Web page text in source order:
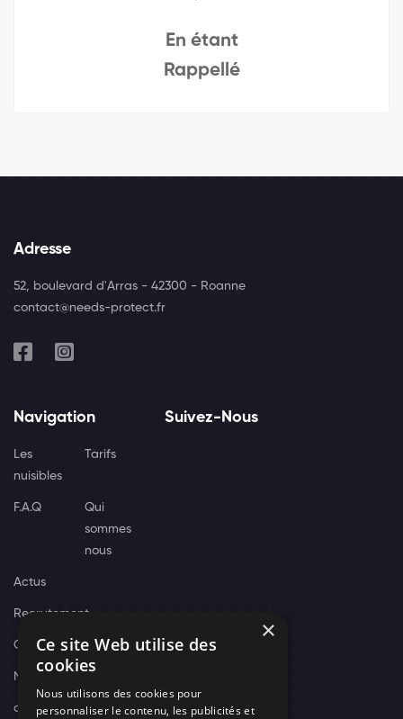
En étant
Rappellé
Adresse
52, boulevard d'Arras - 42300 - Roanne
contact@needs-protect.fr
Navigation
Les
nuisibles
Tarifs
F.A.Q
Qui
sommes
nous
Actus
Recrutement
Contact
Nos techniciens
campagne-
Suivez-Nous
×
Ce site Web utilise des
cookies
Nous utilisons des cookies pour
personnaliser le contenu, les publicités et